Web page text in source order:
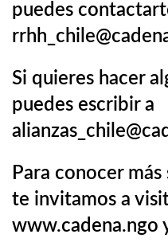
puedes
Si quieres hacer
puedes escribir a
Para conocer
te invitamos a
www.cadena.ngo